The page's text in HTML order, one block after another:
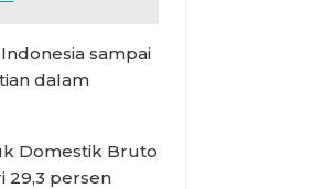
sampai
dalam
Domestik Bruto
29,3 persen